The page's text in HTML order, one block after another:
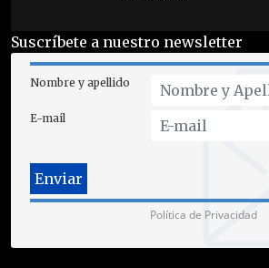
Suscríbete a nuestro newsletter
Nombre y apellido
E-mail
Política de Privacidad